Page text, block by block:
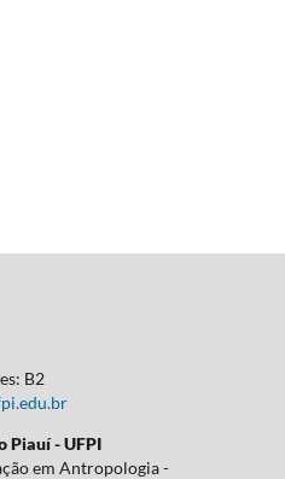
B2
Piauí - UFPI
em Antropologia -